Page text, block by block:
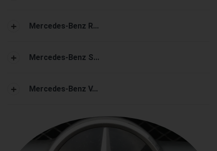
Mercedes-Benz R...
Mercedes-Benz S...
Mercedes-Benz V...